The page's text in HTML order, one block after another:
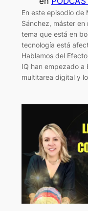
En este episodio de
Sánchez, máster
tema que está en
tecnología está
Hablamos del
IQ han empezado a
multitarea digital y